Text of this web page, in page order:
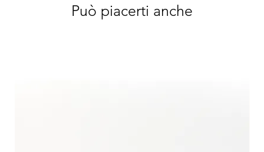
Può piacerti anche